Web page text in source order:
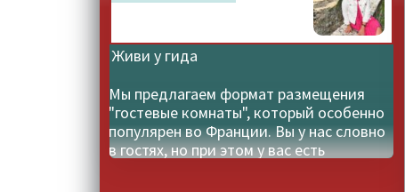
Живи у гида
Мы предлагаем формат размещения
"гостевые комнаты", который особенно
популярен во Франции. Вы у нас словно
в гостях, но при этом у вас есть